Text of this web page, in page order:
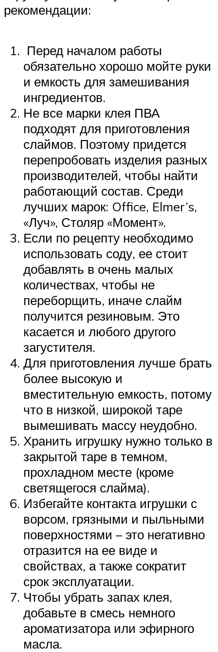
рекомендации:
Перед началом работы
обязательно хорошо мойте руки
и емкость для замешивания
ингредиентов.
Не все марки клея ПВА
подходят для приготовления
слаймов. Поэтому придется
перепробовать изделия разных
производителей, чтобы найти
работающий состав. Среди
лучших марок: Office, Elmer’s,
«Луч», Столяр «Момент».
Если по рецепту необходимо
использовать соду, ее стоит
добавлять в очень малых
количествах, чтобы не
переборщить, иначе слайм
получится резиновым. Это
касается и любого другого
загустителя.
Для приготовления лучше брать
более высокую и
вместительную емкость, потому
что в низкой, широкой таре
вымешивать массу неудобно.
Хранить игрушку нужно только в
закрытой таре в темном,
прохладном месте (кроме
светящегося слайма).
Избегайте контакта игрушки с
ворсом, грязными и пыльными
поверхностями – это негативно
отразится на ее виде и
свойствах, а также сократит
срок эксплуатации.
Чтобы убрать запах клея,
добавьте в смесь немного
ароматизатора или эфирного
масла.